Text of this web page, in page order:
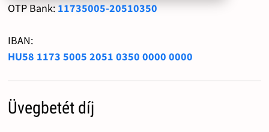
OTP Bank: 11735005-20510350
IBAN:
HU58 1173 5005 2051 0350 0000 0000
Üvegbetét díj